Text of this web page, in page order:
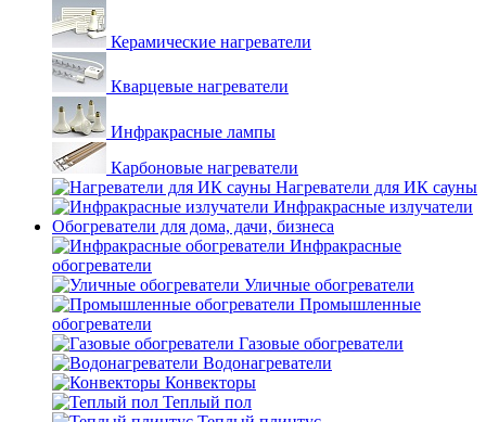
Керамические нагреватели
Кварцевые нагреватели
Инфракрасные лампы
Карбоновые нагреватели
Нагреватели для ИК сауны
Инфракрасные излучатели
Обогреватели для дома, дачи, бизнеса
Инфракрасные
обогреватели
Уличные обогреватели
Промышленные
обогреватели
Газовые обогреватели
Водонагреватели
Конвекторы
Теплый пол